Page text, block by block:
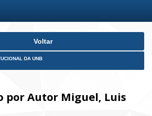
Voltar
DA UNB
por Autor Miguel, Luis